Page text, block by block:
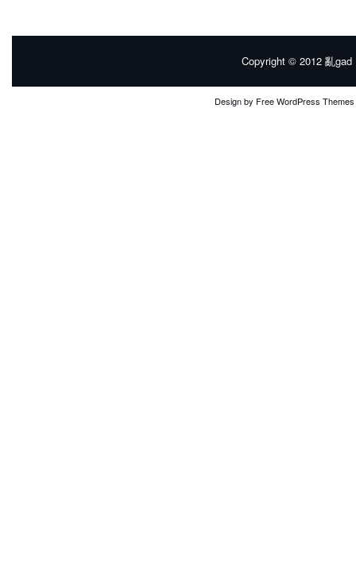
Copyright © 2012 亂gad
Design by Free WordPress Themes